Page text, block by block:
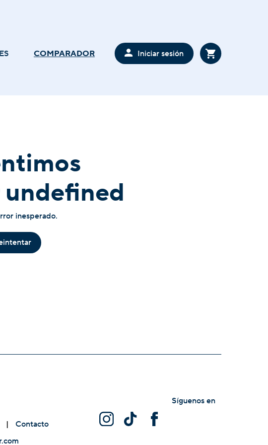
COMPARADOR Iniciar sesión
undefined
inesperado.
|
Contacto
Síguenos en